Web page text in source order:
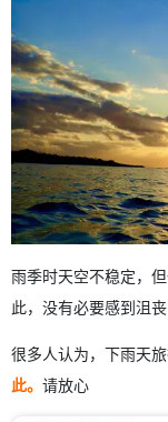
雨季时天空不稳定，
此，没有必要感到沮丧
很多人认为，下雨天旅
此。 请放心